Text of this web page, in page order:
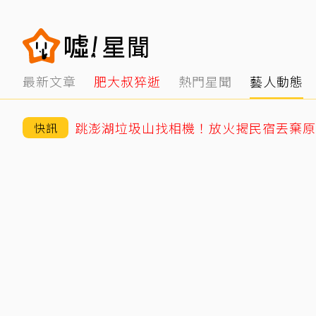
最新文章 肥大叔猝逝 熱門星聞 藝人動態
快訊 跳澎湖垃圾山找相機！放火揭民宿丟棄